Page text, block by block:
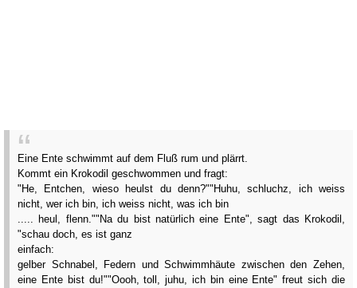
Eine Ente schwimmt auf dem Fluß rum und plärrt.
Kommt ein Krokodil geschwommen und fragt:
"He, Entchen, wieso heulst du denn?""Huhu, schluchz, ich weiss
nicht, wer ich bin, ich weiss nicht, was ich bin
..... heul, flenn.""Na du bist natürlich eine Ente", sagt das Krokodil,
"schau doch, es ist ganz
einfach:
gelber Schnabel, Federn und Schwimmhäute zwischen den Zehen,
eine Ente bist du!""Oooh, toll, juhu, ich bin eine Ente" freut sich die